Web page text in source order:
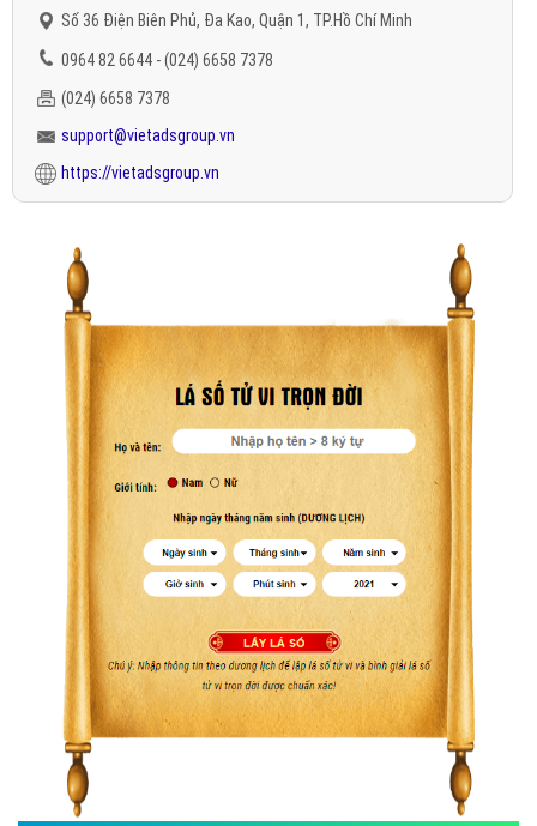
Số 36 Điện Biên Phủ, Đa Kao, Quận 1, TP.Hồ Chí Minh
0964 82 6644 - (024) 6658 7378
(024) 6658 7378
support@vietadsgroup.vn
https://vietadsgroup.vn